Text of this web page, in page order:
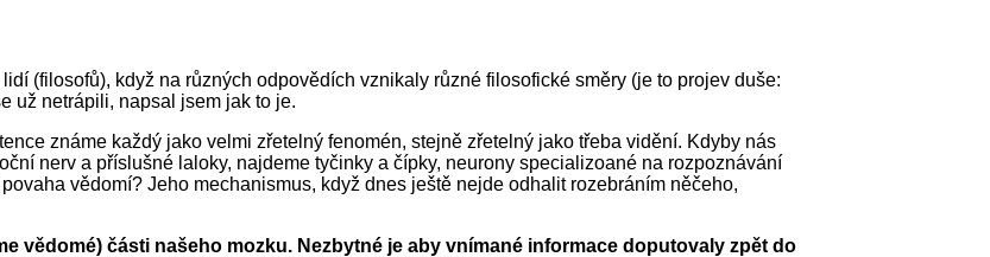
(filosofů), když na různých odpovědích vznikaly různé filosofické směry (je to projev duše:
už netrápili, napsal jsem jak to je.
známe každý jako velmi zřetelný fenomén, stejně zřetelný jako třeba vidění. Kdyby nás
nerv a příslušné laloky, najdeme tyčinky a čípky, neurony specializoané na rozpoznávání
vědomí? Jeho mechanismus, když dnes ještě nejde odhalit rozebráním něčeho,
vědomé) části našeho mozku. Nezbytné je aby vnímané informace doputovaly zpět do